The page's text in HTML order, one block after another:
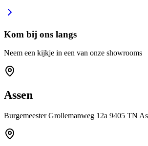
Kom bij ons langs
Neem een kijkje in een van onze showrooms
Assen
Burgemeester Grollemanweg 12a 9405 TN